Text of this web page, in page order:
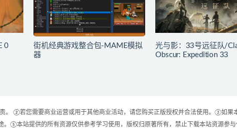
0
街机经典游戏整合包-MAME模拟
器
光与影：33号远征队/
Obscur: Expedition 33
。 ②若您需要商业运营或用于其他商业活动，请您购买正版授权并合法使用。③如
⑤本站提供的所有资源仅供参考学习使用，版权归原著所有，禁止下载本站资源参